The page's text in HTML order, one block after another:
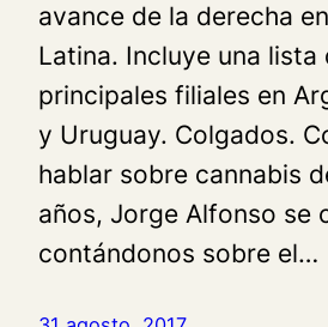
avance de la derecha
Latina. Incluye una lista
principales filiales en
y Uruguay. Colgados.
hablar sobre cannabis
años, Jorge Alfonso se
contándonos sobre el…